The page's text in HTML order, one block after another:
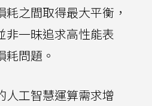
之間取得最大平衡，
非一昧追求高性能表
問題。
人工智慧運算需求增